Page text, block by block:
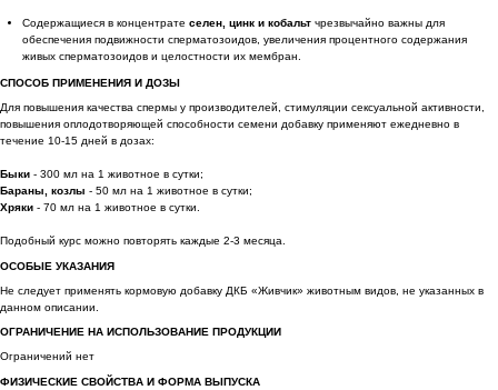
Содержащиеся в концентрате селен, цинк и кобальт чрезвычайно важны для
обеспечения подвижности сперматозоидов, увеличения процентного содержания
живых сперматозоидов и целостности их мембран.
СПОСОБ ПРИМЕНЕНИЯ И ДОЗЫ
Для повышения качества спермы у производителей, стимуляции сексуальной активности,
повышения оплодотворяющей способности семени добавку применяют ежедневно в
течение 10-15 дней в дозах:
Быки - 300 мл на 1 животное в сутки;
Бараны, козлы - 50 мл на 1 животное в сутки;
Хряки - 70 мл на 1 животное в сутки.
Подобный курс можно повторять каждые 2-3 месяца.
ОСОБЫЕ УКАЗАНИЯ
Не следует применять кормовую добавку ДКБ «Живчик» животным видов, не указанных в
данном описании.
ОГРАНИЧЕНИЕ НА ИСПОЛЬЗОВАНИЕ ПРОДУКЦИИ
Ограничений нет
ФИЗИЧЕСКИЕ СВОЙСТВА И ФОРМА ВЫПУСКА